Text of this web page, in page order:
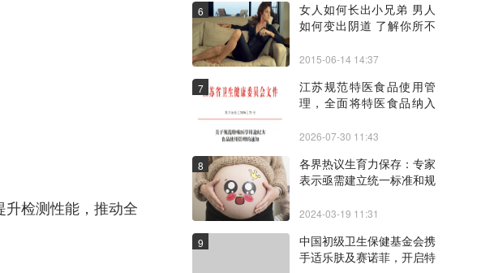
检测性能，推动全
6
女人如何长出小兄弟 男人
如何变出阴道 了解你所不
2015-06-14 14:37
7
江苏规范特医食品使用管
理，全面将特医食品纳入
2026-07-30 11:43
8
各界热议生育力保存：专家
表示亟需建立统一标准和规
2024-03-19 11:31
9
中国初级卫生保健基金会携
手适乐肤及赛诺菲，开启特